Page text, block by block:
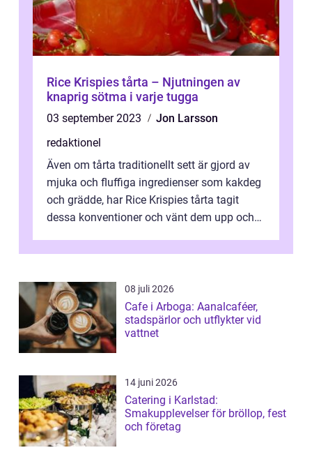
Rice Krispies tårta – Njutningen av
knaprig sötma i varje tugga
03 september 2023
Jon Larsson
redaktionel
Även om tårta traditionellt sett är gjord av
mjuka och fluffiga ingredienser som kakdeg
och grädde, har Rice Krispies tårta tagit
dessa konventioner och vänt dem upp och
08 juli 2026
Cafe i Arboga: Aanalcaféer,
stadspärlor och utflykter vid
vattnet
14 juni 2026
Catering i Karlstad:
Smakupplevelser för bröllop, fest
och företag